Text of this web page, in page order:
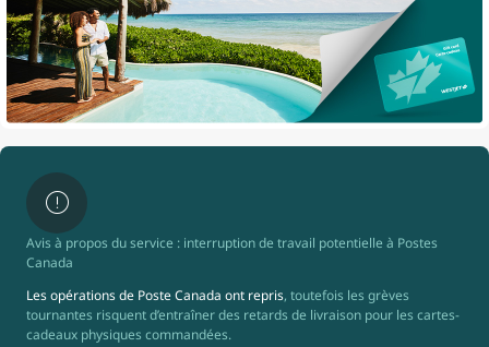
Avis à propos du service : interruption de travail potentielle à Postes
Canada
Les opérations de Poste Canada ont repris, toutefois les grèves
tournantes risquent d’entraîner des retards de livraison pour les cartes-
cadeaux physiques commandées.